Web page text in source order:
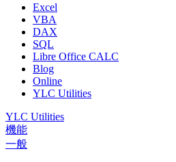
Excel
VBA
DAX
SQL
Libre Office CALC
Blog
Online
YLC Utilities
YLC Utilities
機能
一般